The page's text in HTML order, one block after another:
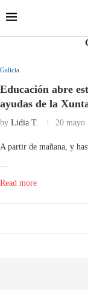
Galicia
Educación abre
ayudas de la
by Lidia T. 20 mayo
A partir de mañana, y
…
Read more